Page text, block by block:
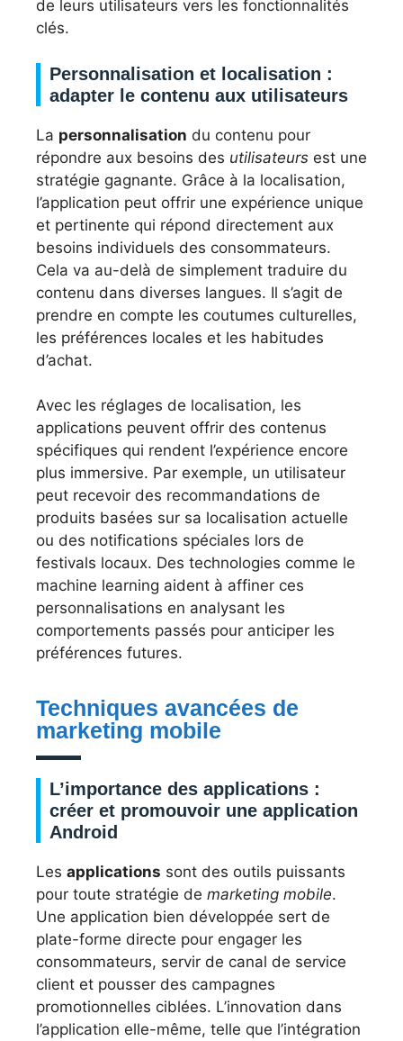
de leurs utilisateurs vers les fonctionnalités
clés.
Personnalisation et localisation :
adapter le contenu aux utilisateurs
La personnalisation du contenu pour
répondre aux besoins des utilisateurs est une
stratégie gagnante. Grâce à la localisation,
l’application peut offrir une expérience unique
et pertinente qui répond directement aux
besoins individuels des consommateurs.
Cela va au-delà de simplement traduire du
contenu dans diverses langues. Il s’agit de
prendre en compte les coutumes culturelles,
les préférences locales et les habitudes
d’achat.
Avec les réglages de localisation, les
applications peuvent offrir des contenus
spécifiques qui rendent l’expérience encore
plus immersive. Par exemple, un utilisateur
peut recevoir des recommandations de
produits basées sur sa localisation actuelle
ou des notifications spéciales lors de
festivals locaux. Des technologies comme le
machine learning aident à affiner ces
personnalisations en analysant les
comportements passés pour anticiper les
préférences futures.
Techniques avancées de
marketing mobile
L’importance des applications :
créer et promouvoir une application
Android
Les applications sont des outils puissants
pour toute stratégie de marketing mobile.
Une application bien développée sert de
plate-forme directe pour engager les
consommateurs, servir de canal de service
client et pousser des campagnes
promotionnelles ciblées. L’innovation dans
l’application elle-même, telle que l’intégration